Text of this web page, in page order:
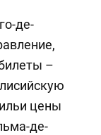
де-
–
цены
де-